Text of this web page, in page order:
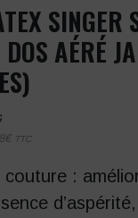
SINGER
AÉRÉ
€ TTC
couture :